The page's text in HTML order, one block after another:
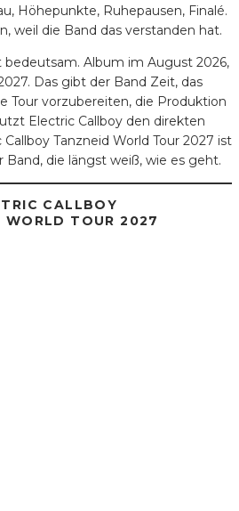
Höhepunkte, Ruhepausen, Finalé.
weil die Band das verstanden hat.
bedeutsam. Album im August 2026,
Das gibt der Band Zeit, das
Tour vorzubereiten, die Produktion
Electric Callboy den direkten
Tanzneid World Tour 2027 ist
Band, die längst weiß, wie es geht.
CALLBOY
WORLD TOUR 2027